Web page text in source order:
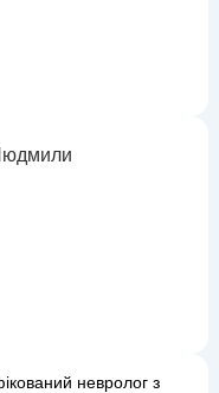
невролог з